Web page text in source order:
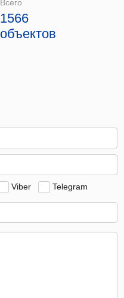
Всего
1566
объектов
Viber Telegram